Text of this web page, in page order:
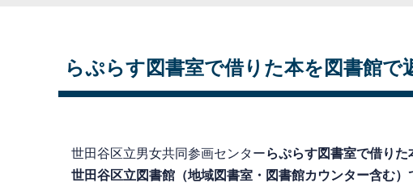
らぷらす図書室で借りた本を図書館で
世田谷区立男女共同参画センターらぷらす図書室で借りた
世田谷区立図書館（地域図書室・図書館カウンター含む）